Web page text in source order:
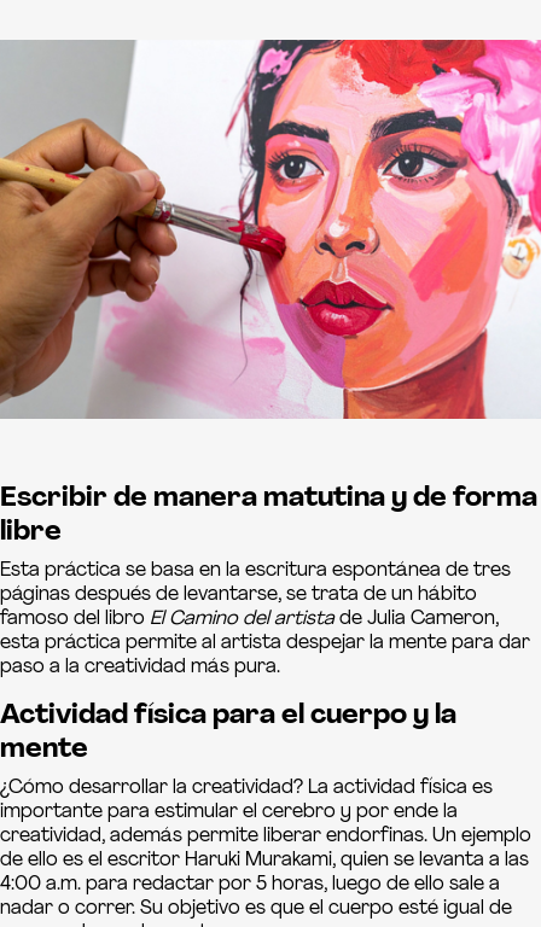
Escribir de manera matutina y de forma
libre
Esta práctica se basa en la escritura espontánea de tres
páginas después de levantarse, se trata de un hábito
famoso del libro El Camino del artistade Julia Cameron,
esta práctica permite al artista despejar la mente para dar
paso a la creatividad más pura.
Actividad física para el cuerpo y la
mente
¿Cómo desarrollar la creatividad? La actividad física es
importante para estimular el cerebro y por ende la
creatividad, además permite liberar endorfinas. Un ejemplo
de ello es el escritor Haruki Murakami, quien se levanta a las
4:00 a.m. para redactar por 5 horas, luego de ello sale a
nadar o correr. Su objetivo es que el cuerpo esté igual de